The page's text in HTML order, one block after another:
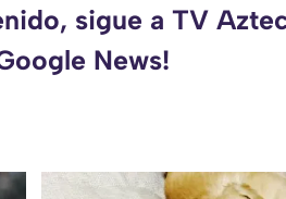
sigue a TV
News!